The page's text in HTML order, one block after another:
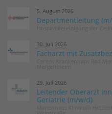
5. August 2026
Departmentleitung
30. Juli 2026
Facharzt mit
29. Juli 2026
Leitender Oberarzt
Geriatrie (m/w/d)